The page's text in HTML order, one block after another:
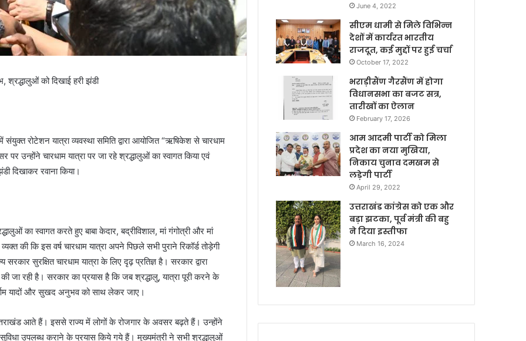
श्रद्धालुओं को दिखाई हरी झंडी
रोटेशन यात्रा व्यवस्था समिति द्वारा आयोजित “ऋषिकेश से चारधाम
उन्होंने चारधाम यात्रा पर जा रहे श्रद्धालुओं का स्वागत किया एवं
दिखाकर रवाना किया।
का स्वागत करते हुए बाबा केदार, बद्रीविशाल, मां गंगोत्री और मां
की कि इस वर्ष चारधाम यात्रा अपने पिछले सभी पुराने रिकॉर्ड तोड़ेगी
सुरक्षित चारधाम यात्रा के लिए दृढ़ प्रतिज्ञ है। सरकार द्वारा
की जा रही है। सरकार का प्रयास है कि जब श्रद्धालु, यात्रा पूरी करने के
यादों और सुखद अनुभव को साथ लेकर जाए।
आते हैं। इससे राज्य में लोगों के रोजगार के अवसर बढ़ते हैं। उन्होंने
उपलब्ध कराने के प्रयास किये गये हैं। मुख्यमंत्री ने सभी श्रद्धालुओं
June 4, 2022
सीएम धामी से मिले विभिन्न
देशों में कार्यरत भारतीय
राजदूत, कई मुद्दों पर हुई चर्चा
October 17, 2022
भराड़ीसैंण गैरसैंण में होगा
विधानसभा का बजट सत्र,
तारीखों का ऐलान
February 17, 2026
आम आदमी पार्टी को मिला
प्रदेश का नया मुखिया,
निकाय चुनाव दमखम से
लड़ेगी पार्टी
April 29, 2022
उत्तराखंड कांग्रेस को एक और
बड़ा झटका, पूर्व मंत्री की बहु
ने दिया इस्तीफा
March 16, 2024